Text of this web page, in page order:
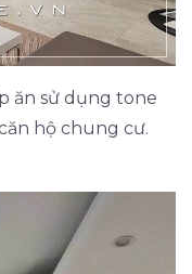
ăn sử dụng tone
hộ chung cư.